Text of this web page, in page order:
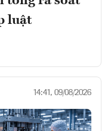
luật
14:41, 09/08/2026